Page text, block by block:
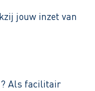
jouw inzet van
Als facilitair